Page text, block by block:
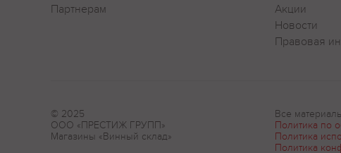
Партнерам
Акции
Новости
Правовая
© 2025
ООО «ПРЕСТИЖ ГРУПП»
Магазины «Винный склад»
Все
Политика по
Политика
Политика